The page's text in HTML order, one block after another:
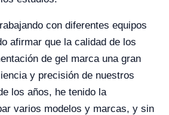
con diferentes equipos
afirmar que la calidad de los
de gel marca una gran
y precisión de nuestros
los años, he tenido la
varios modelos y marcas, y sin